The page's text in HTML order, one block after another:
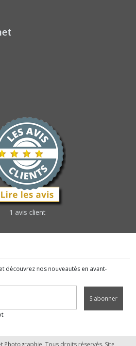
1 avis client
découvrez nos nouveautés en avant-
S'abonner
Photographie. Tous droits réservés. Site